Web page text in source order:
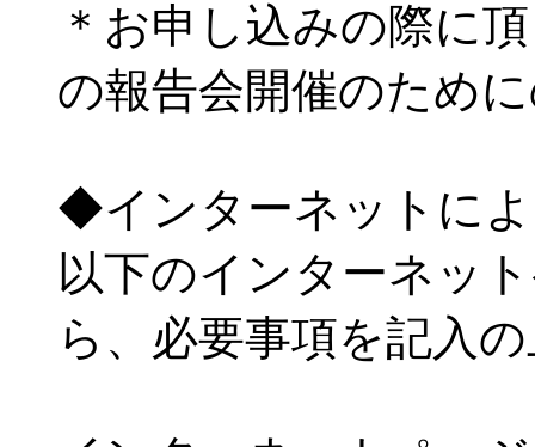
＊お申し込みの際に
の報告会開催のため
◆インターネットに
以下のインターネッ
ら、必要事項を記入